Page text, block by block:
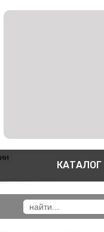
КАТАЛОГ